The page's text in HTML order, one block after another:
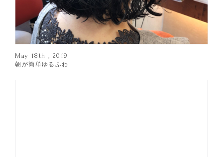
May 18th , 2019
朝が簡単ゆるふわ